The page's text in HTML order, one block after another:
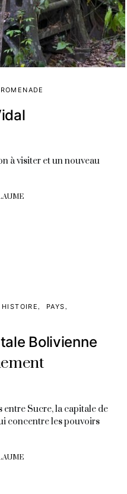
à visiter et un nouveau
HISTOIRE
PAYS
Bolivienne
Sucre, la capitale de
concentre les pouvoirs